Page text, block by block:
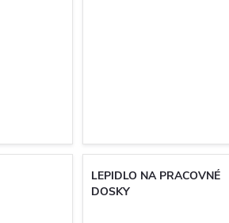
LEPIDLO NA PRACOVNÉ
DOSKY